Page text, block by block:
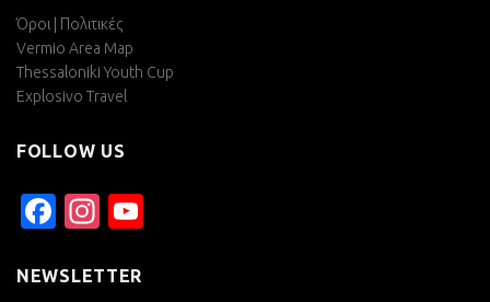
Όροι | Πολιτικές
Vermio Area Map
Thessaloniki Youth Cup
Explosivo Travel
FOLLOW US
Facebook
Instagram
NEWSLETTER